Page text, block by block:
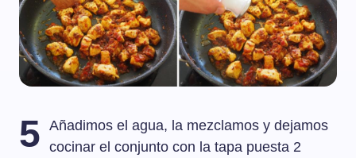
5
Añadimos el agua, la mezclamos y dejamos
cocinar el conjunto con la tapa puesta 2